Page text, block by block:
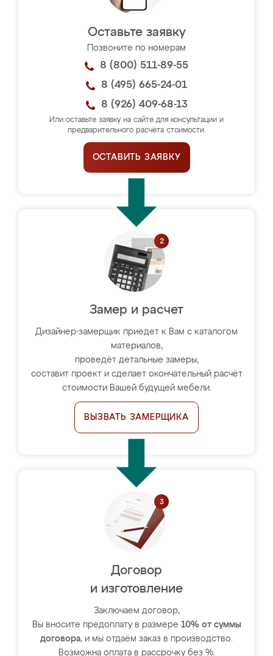
Оставьте заявку
Позвоните по номерам
8 (800) 511-89-55
8 (495) 665-24-01
8 (926) 409-68-13
Или оставьте заявку на сайте для консультации и
предварительного расчёта стоимости.
ОСТАВИТЬ ЗАЯВКУ
Замер и расчет
Дизайнер-замерщик приедет к Вам с каталогом
материалов,
проведёт детальные замеры,
составит проект и сделает окончательный расчёт
стоимости Вашей будущей мебели.
ВЫЗВАТЬ ЗАМЕРЩИКА
Договор
и изготовление
Заключаем договор,
Вы вносите предоплату в размере 10% от суммы
договора, и мы отдаём заказ в производство.
Возможна оплата в рассрочку без %.